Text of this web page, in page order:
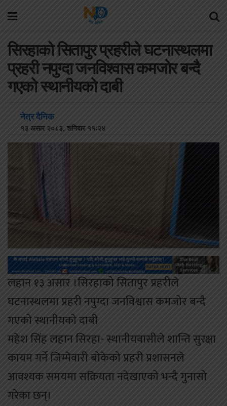
सिरहाको सितापुर प्रहरीले घटनास्थलमा
प्रहरी नपुग्दा जनविश्वास कमजोर बन्दै
गएको स्थानीयको दाबी
नेत्र दैनिक
१३ असार २०८३, शनिबार ११:२४
लहान १३ असार ।सिरहाको सितापुर प्रहरीले
घटनास्थलमा प्रहरी नपुग्दा जनविश्वास कमजोर बन्दै
गएको स्थानीयको दाबी
महेश सिंह लहान सिरहा- स्थानीयवासीले शान्ति सुरक्षा
कायम गर्ने जिम्मेवारी बोकेको प्रहरी प्रशासनले
आवश्यक समयमा सक्रियता नदेखाएको भन्दै गुनासो
गरेका छन्।